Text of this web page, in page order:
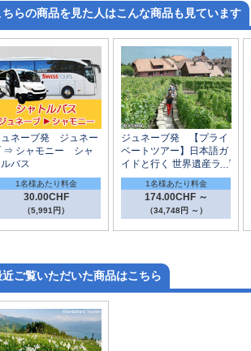
ちらの商品を見た人はこんな商品も見ています
ネーブ発 ジュネー
⇒ シャモニー シャ
バス
1名様あたり料金
30.00CHF
（5,991円）
ジュネーブ発 【プライ
ベートツアー】日本語ガ
イドと行く 世界遺産ラヴ
ォーの村めぐり半日観光
～ワイン試飲付
1名様あたり料金
174.00CHF ～
（34,748円 ～）
近ご覧いただいた商品はこちら